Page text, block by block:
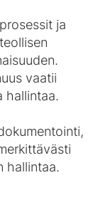
ja
vaatii
hallintaa.
hallintaa.